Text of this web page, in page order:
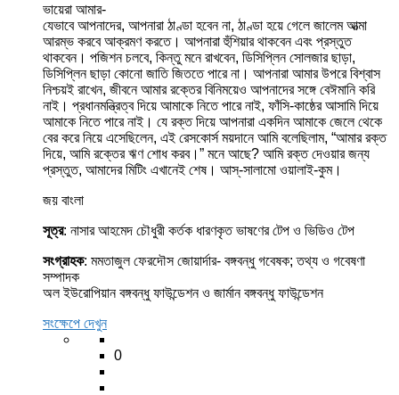
ভায়েরা আমার-
যেভাবে আপনাদের, আপনারা ঠাণ্ডা হবেন না, ঠাণ্ডা হয়ে গেলে জালেম আত্মা
আরম্ভ করবে আক্রমণ করতে। আপনারা হুঁশিয়ার থাকবেন এবং প্রস্তুত
থাকবেন। পজিশন চলবে, কিন্তু মনে রাখবেন, ডিসিপ্লিন সোলজার ছাড়া,
ডিসিপ্লিন ছাড়া কোনো জাতি জিততে পারে না। আপনারা আমার উপরে বিশ্বাস
নিশ্চয়ই রাখেন, জীবনে আমার রক্তের বিনিময়েও আপনাদের সঙ্গে বেঈমানি করি
নাই। প্রধানমন্ত্রিত্ব দিয়ে আমাকে নিতে পারে নাই, ফাঁসি-কাষ্ঠের আসামি দিয়ে
আমাকে নিতে পারে নাই। যে রক্ত দিয়ে আপনারা একদিন আমাকে জেলে থেকে
বের করে নিয়ে এসেছিলেন, এই রেসকোর্স ময়দানে আমি বলেছিলাম, “আমার রক্ত
দিয়ে, আমি রক্তের ঋণ শোধ করব।” মনে আছে? আমি রক্ত দেওয়ার জন্য
প্রস্তুত, আমাদের মিটিং এখানেই শেষ। আস্-সালামো ওয়ালাই-কুম।
জয় বাংলা
সূত্র: নাসার আহমেদ চৌধুরী কর্তক ধারণকৃত ভাষণের টেপ ও ভিডিও টেপ
সংগ্রাহক: মমতাজুল ফেরদৌস জোয়ার্দার- বঙ্গবন্ধু গবেষক; তথ্য ও গবেষণা
সম্পাদক
অল ইউরোপিয়ান বঙ্গবন্ধু ফাউন্ডেশন ও জার্মান বঙ্গবন্ধু ফাউন্ডেশন
সংক্ষেপে দেখুন
0